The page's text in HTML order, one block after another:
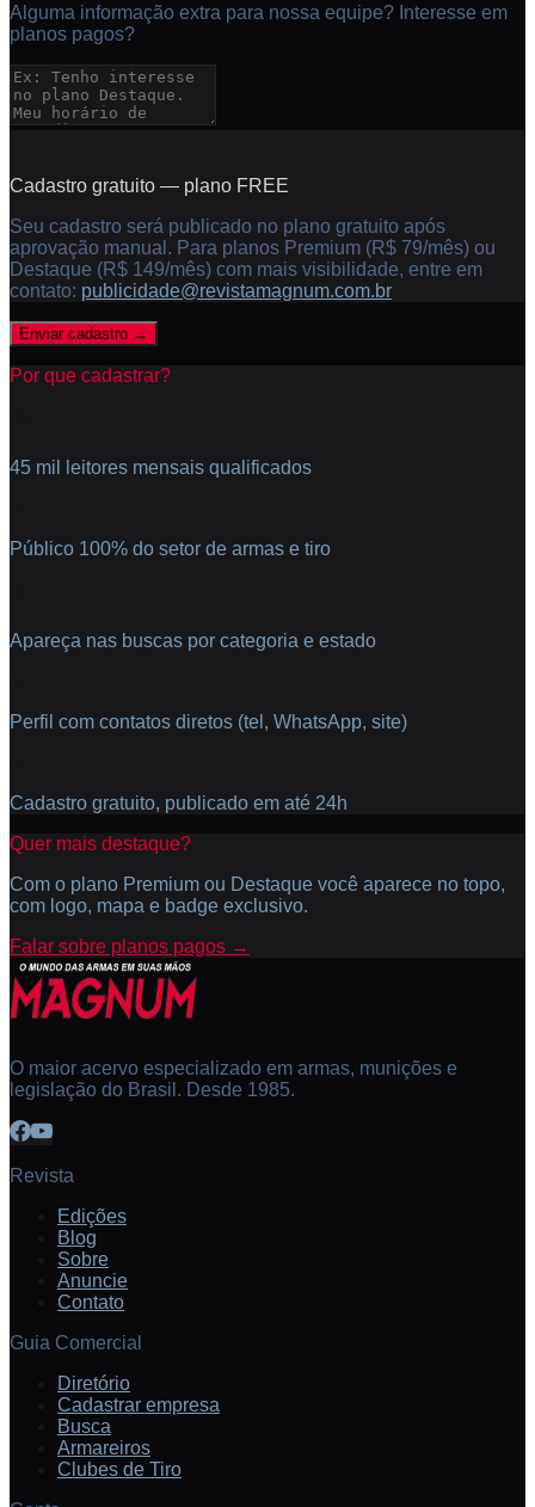
Alguma informação extra para nossa equipe? Interesse em
planos pagos?
Cadastro gratuito — plano FREE
Seu cadastro será publicado no plano gratuito após
aprovação manual. Para planos Premium (R$ 79/mês) ou
Destaque (R$ 149/mês) com mais visibilidade, entre em
contato: publicidade@revistamagnum.com.br
Enviar cadastro →
Por que cadastrar?
45 mil leitores mensais qualificados
Público 100% do setor de armas e tiro
Apareça nas buscas por categoria e estado
Perfil com contatos diretos (tel, WhatsApp, site)
Cadastro gratuito, publicado em até 24h
Quer mais destaque?
Com o plano Premium ou Destaque você aparece no topo,
com logo, mapa e badge exclusivo.
Falar sobre planos pagos →
O maior acervo especializado em armas, munições e
legislação do Brasil. Desde 1985.
Revista
Edições
Blog
Sobre
Anuncie
Contato
Guia Comercial
Diretório
Cadastrar empresa
Busca
Armareiros
Clubes de Tiro